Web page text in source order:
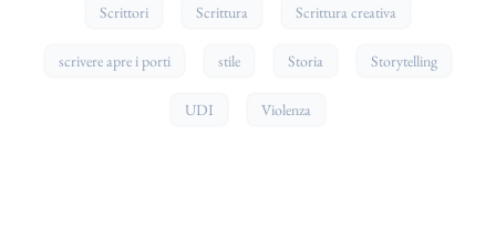
Scrittori Scrittura Scrittura creativa
scrivere apre i porti stile Storia Storytelling
UDI Violenza